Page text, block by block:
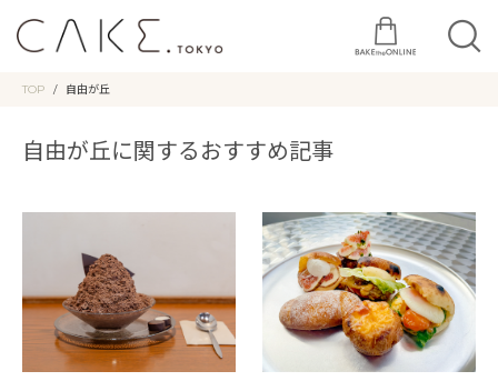
TOP 自由が丘
自由が丘に関するおすすめ記事